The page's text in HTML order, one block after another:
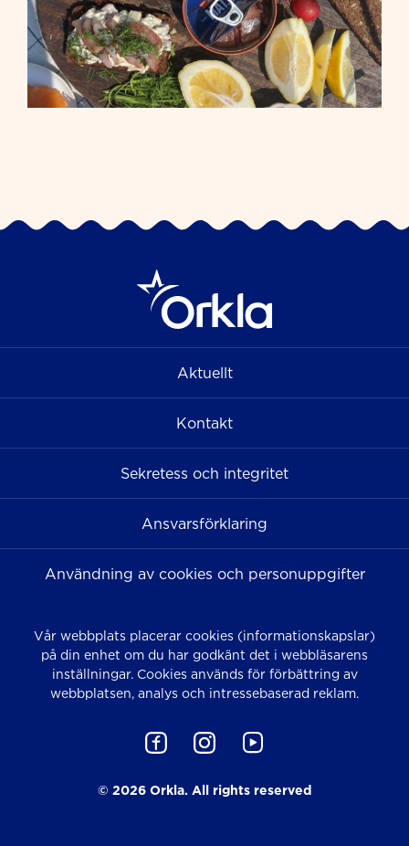
Aktuellt
Kontakt
Sekretess och integritet
Ansvarsförklaring
Användning av cookies och personuppgifter
Vår webbplats placerar cookies (informationskapslar)
på din enhet om du har godkänt det i webbläsarens
inställningar. Cookies används för förbättring av
webbplatsen, analys och intressebaserad reklam.
© 2026 Orkla. All rights reserved